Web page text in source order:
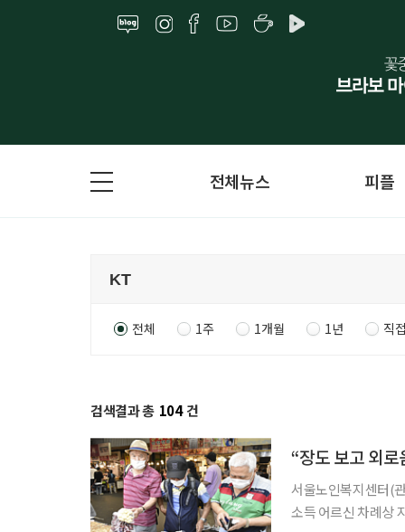
전체뉴스 피플
전체 1주 1개월 1년 직
검색결과 총 104 건
“장도 보고 외
서울노인복지센터(
소득 어르신 차례상 지원 프로그램을 진